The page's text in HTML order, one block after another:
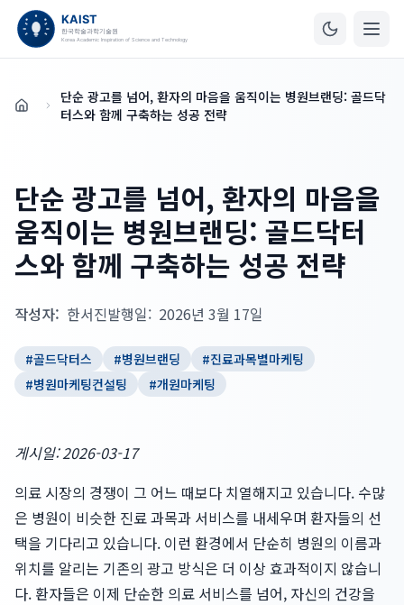
홈
단순 광고를 넘어, 환자의 마음을 움직이는 병원브랜딩: 골드닥
터스와 함께 구축하는 성공 전략
단순 광고를 넘어, 환자의 마음을
움직이는 병원브랜딩: 골드닥터
스와 함께 구축하는 성공 전략
작성자: 한서진발행일: 2026년 3월 17일
#골드닥터스 #병원브랜딩 #진료과목별마케팅
#병원마케팅컨설팅 #개원마케팅
게시일: 2026-03-17
의료 시장의 경쟁이 그 어느 때보다 치열해지고 있습니다. 수많
은 병원이 비슷한 진료 과목과 서비스를 내세우며 환자들의 선
택을 기다리고 있습니다. 이런 환경에서 단순히 병원의 이름과
위치를 알리는 기존의 광고 방식은 더 이상 효과적이지 않습니
다. 환자들은 이제 단순한 의료 서비스를 넘어, 자신의 건강을